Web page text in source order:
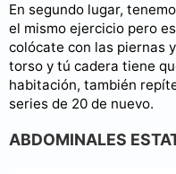
En segundo lugar,
el mismo ejercicio pero
colócate con las piernas
torso y tú cadera tiene
habitación, también
series de 20 de nuevo.
ABDOMINALES